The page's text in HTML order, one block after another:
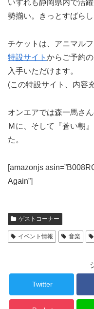
いずれも静岡県内で活
勢揃い。きっとすばら
チケットは、アニマル
特設サイト からご予約
入手いただけます。
(この特設サイト、内容
オンエアでは森一馬さ
Ｍに、そして『蒼い朝
た。
[amazonjs
Again”]
ゲストコーナー
イベント情報 音楽
Twitter